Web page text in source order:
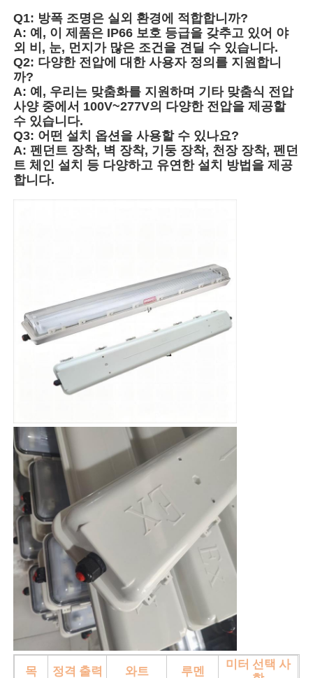
회사 소개
공장 투어
품질 관리
연락처
방폭 경보 광
폭발 방지 팬
방폭 스위치
폭발 방지 케이블 간질
방폭 플러그와 소켓
Q1: 방폭 조명은 실외 환경에 적합합니까?
A: 예, 이 제품은 IP66 보호 등급을 갖추고 있어 야
외 비, 눈, 먼지가 많은 조건을 견딜 수 있습니다.
Q2: 다양한 전압에 대한 사용자 정의를 지원합니
까?
A: 예, 우리는 맞춤화를 지원하며 기타 맞춤식 전압
사양 중에서 100V~277V의 다양한 전압을 제공할
수 있습니다.
Q3: 어떤 설치 옵션을 사용할 수 있나요?
A: 펜던트 장착, 벽 장착, 기둥 장착, 천장 장착, 펜던
트 체인 설치 등 다양하고 유연한 설치 방법을 제공
합니다.
목 정격 출력 와트 루멘
미터 선택 사